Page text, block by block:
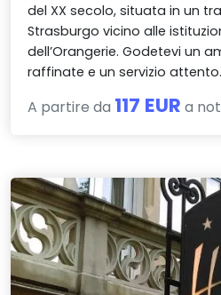
del XX secolo, situata in un
Strasburgo vicino alle
dell’Orangerie. Godetevi un
raffinate e un servizio attento.
A partire da 117 EUR a